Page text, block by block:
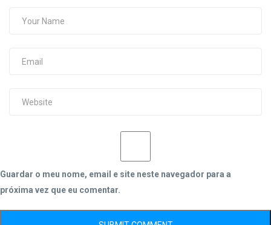
Guardar o meu nome, email e site neste navegador para a
próxima vez que eu comentar.